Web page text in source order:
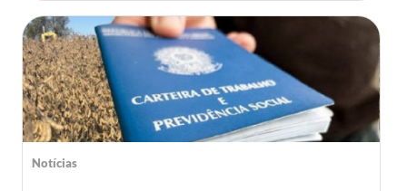
Notícias